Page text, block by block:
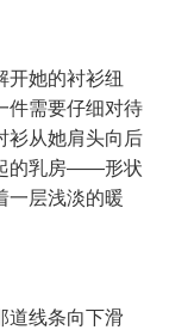
开她的衬衫纽
件需要仔细对待
衫从她肩头向后
的乳房——形状
一层浅淡的暖
道线条向下滑